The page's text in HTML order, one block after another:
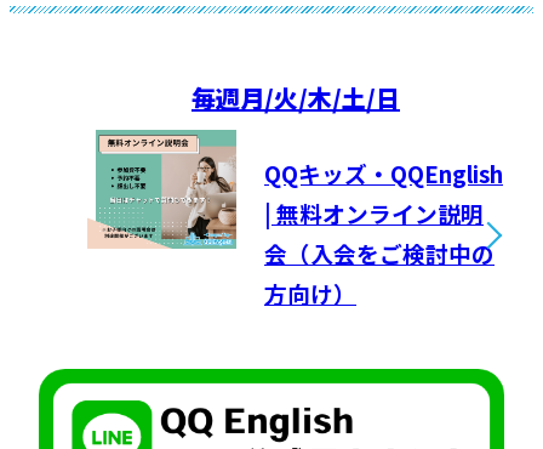
毎週月/火/木/土/日
QQキッズ・QQEnglish
| 無料オンライン説明
会（入会をご検討中の
方向け）